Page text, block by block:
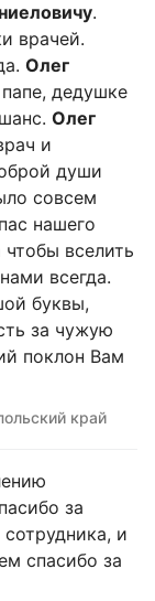
.
врачей.
Олег
дедушке
Олег
и
души
совсем
нашего
вселить
всегда.
буквы,
за чужую
поклон Вам
край
за
и
спасибо за